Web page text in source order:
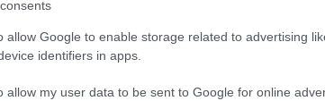
allow Google to enable storage related to advertising
identifiers in apps.
allow my user data to be sent to Google for online
τιςειδήσειςστο Bing News και το Google